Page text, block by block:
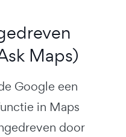
Maps)
Google een
in Maps
door